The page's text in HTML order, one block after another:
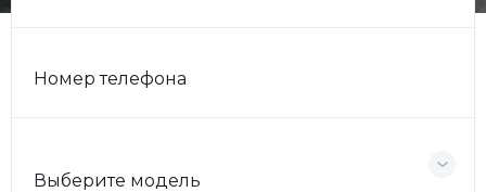
Номер телефона
Выберите модель